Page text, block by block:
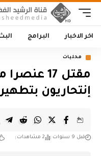
اخر الاخبار البرامج
محليات
مقتل 17
إنتحاريون
قبل 9 سنوات 2 مشاهدات